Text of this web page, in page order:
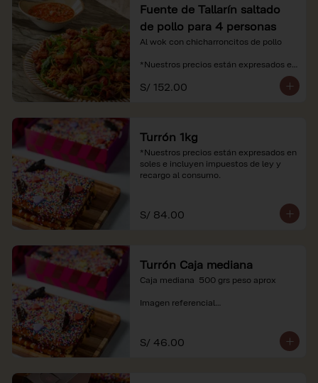
Fuente de Tallarín saltado
de pollo para 4 personas
Al wok con chicharroncitos de pollo
*Nuestros precios están expresados en
recargo al consumo.
S/ 152.00
Turrón 1kg
*Nuestros precios están expresados en
soles e incluyen impuestos de ley y
recargo al consumo.
S/ 84.00
Turrón Caja mediana
Caja mediana  500 grs peso aprox
Imagen referencial
soles e incluyen impuestos de ley y
recargo al consumo.
S/ 46.00